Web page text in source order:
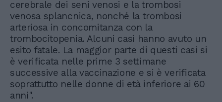
cerebrale dei seni venosi e la trombosi
venosa splancnica, nonché la trombosi
arteriosa in concomitanza con la
trombocitopenia. Alcuni casi hanno avuto un
esito fatale. La maggior parte di questi casi si
è verificata nelle prime 3 settimane
successive alla vaccinazione e si è verificata
soprattutto nelle donne di età inferiore ai 60
anni".